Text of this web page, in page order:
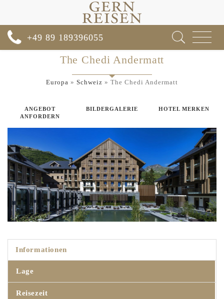
Toggle
+49 89 189396055
The Chedi Andermatt
Europa » Schweiz » The Chedi Andermatt
ANGEBOT
ANFORDERN
BILDERGALERIE HOTEL MERKEN
Informationen
Lage
Reisezeit